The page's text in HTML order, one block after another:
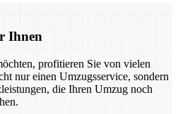
Ihnen
profitieren Sie von vielen
nur einen Umzugsservice, sondern
die Ihren Umzug noch